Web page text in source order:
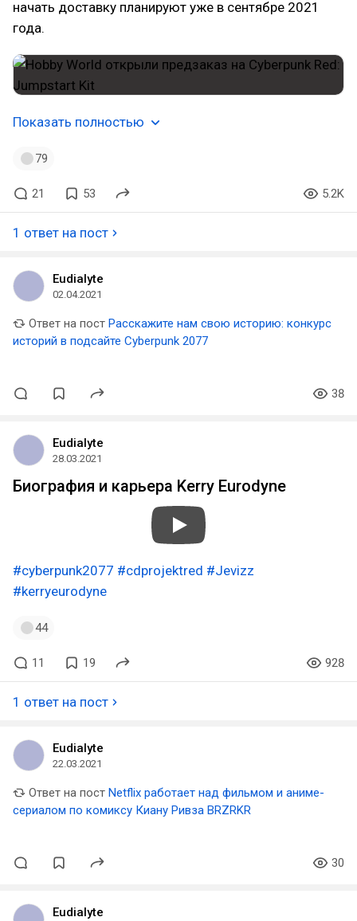
начать доставку планируют уже в сентябре 2021
года.
Показать полностью
79
21 53 5.2K
1 ответ на пост
Eudialyte
02.04.2021
Ответ на пост Расскажите нам свою историю: конкурс
историй в подсайте Cyberpunk 2077
38
Eudialyte
28.03.2021
Биография и карьера Kerry Eurodyne
#cyberpunk2077 #cdprojektred #Jevizz
#kerryeurodyne
44
11 19 928
1 ответ на пост
Eudialyte
22.03.2021
Ответ на пост Netflix работает над фильмом и аниме-
сериалом по комиксу Киану Ривза BRZRKR
30
Eudialyte